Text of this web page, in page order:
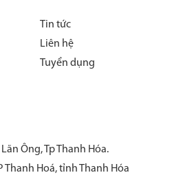
Tin tức
Liên hệ
Tuyển dụng
Ông, Tp Thanh Hóa.
Thanh Hoá, tỉnh Thanh Hóa